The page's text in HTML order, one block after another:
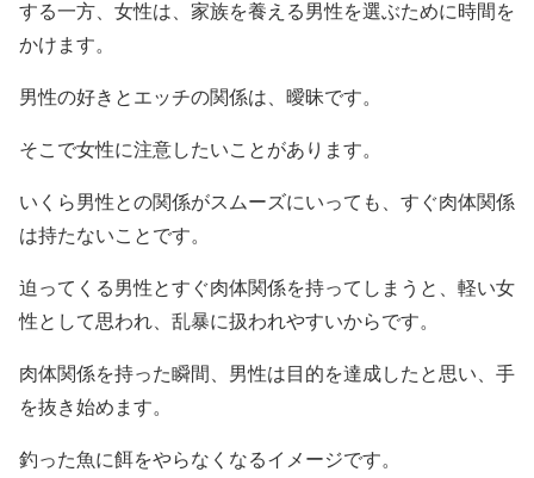
する一方、女性は、家族を養える男性を選ぶために時間を
かけます。
男性の好きとエッチの関係は、曖昧です。
そこで女性に注意したいことがあります。
いくら男性との関係がスムーズにいっても、すぐ肉体関係
は持たないことです。
迫ってくる男性とすぐ肉体関係を持ってしまうと、軽い女
性として思われ、乱暴に扱われやすいからです。
肉体関係を持った瞬間、男性は目的を達成したと思い、手
を抜き始めます。
釣った魚に餌をやらなくなるイメージです。